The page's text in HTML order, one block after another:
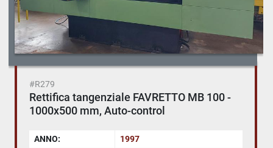
#R279
Rettifica tangenziale FAVRETTO MB 100 -
1000x500 mm, Auto-control
ANNO:
1997